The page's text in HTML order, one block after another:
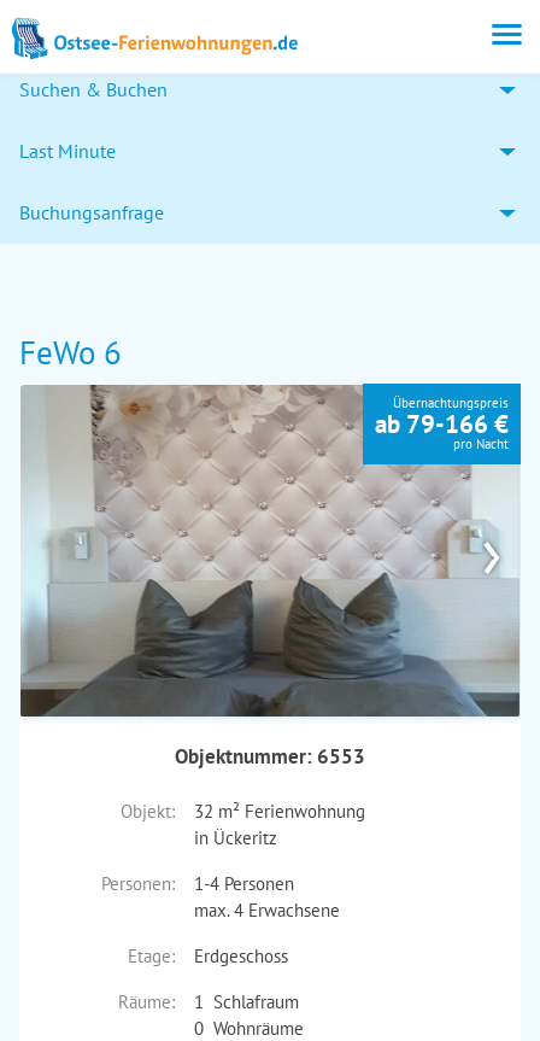
Suchen & Buchen
Last Minute
Buchungsanfrage
FeWo 6
›
Übernachtungspreis
ab 79-166 €
pro Nacht
Objektnummer: 6553
Objekt:
32 m² Ferienwohnung
in Ückeritz
Personen:
1-4 Personen
max. 4 Erwachsene
Etage:
Erdgeschoss
Räume:
1 Schlafraum
0 Wohnräume